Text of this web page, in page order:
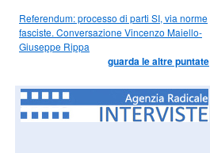
Referendum: processo di parti SI, via norme
fasciste. Conversazione Vincenzo Maiello-
Giuseppe Rippa
guarda le altre puntate